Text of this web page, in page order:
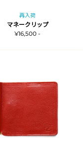
再入荷
マネークリップ
¥16,500 -